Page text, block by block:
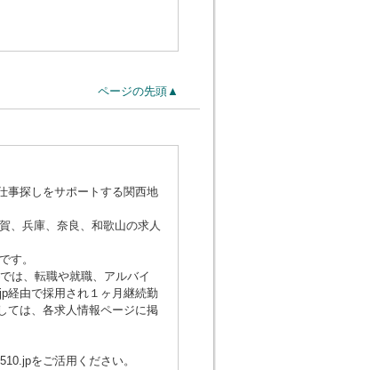
ページの先頭▲
事探しをサポートする関西地
、兵庫、奈良、和歌山の求人
す。
は、転職や就職、アルバイ
経由で採用され１ヶ月継続勤
ては、各求人情報ページに掲
をご活用ください。